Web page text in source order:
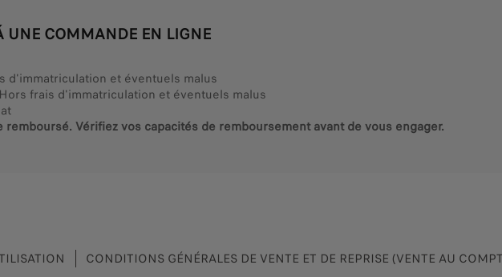
UNE COMMANDE EN LIGNE
d'immatriculation et éventuels malus
frais d'immatriculation et éventuels malus
Vérifiez vos capacités de remboursement avant de vous engager.
CONDITIONS GÉNÉRALES DE VENTE ET DE REPRISE (VENTE AU